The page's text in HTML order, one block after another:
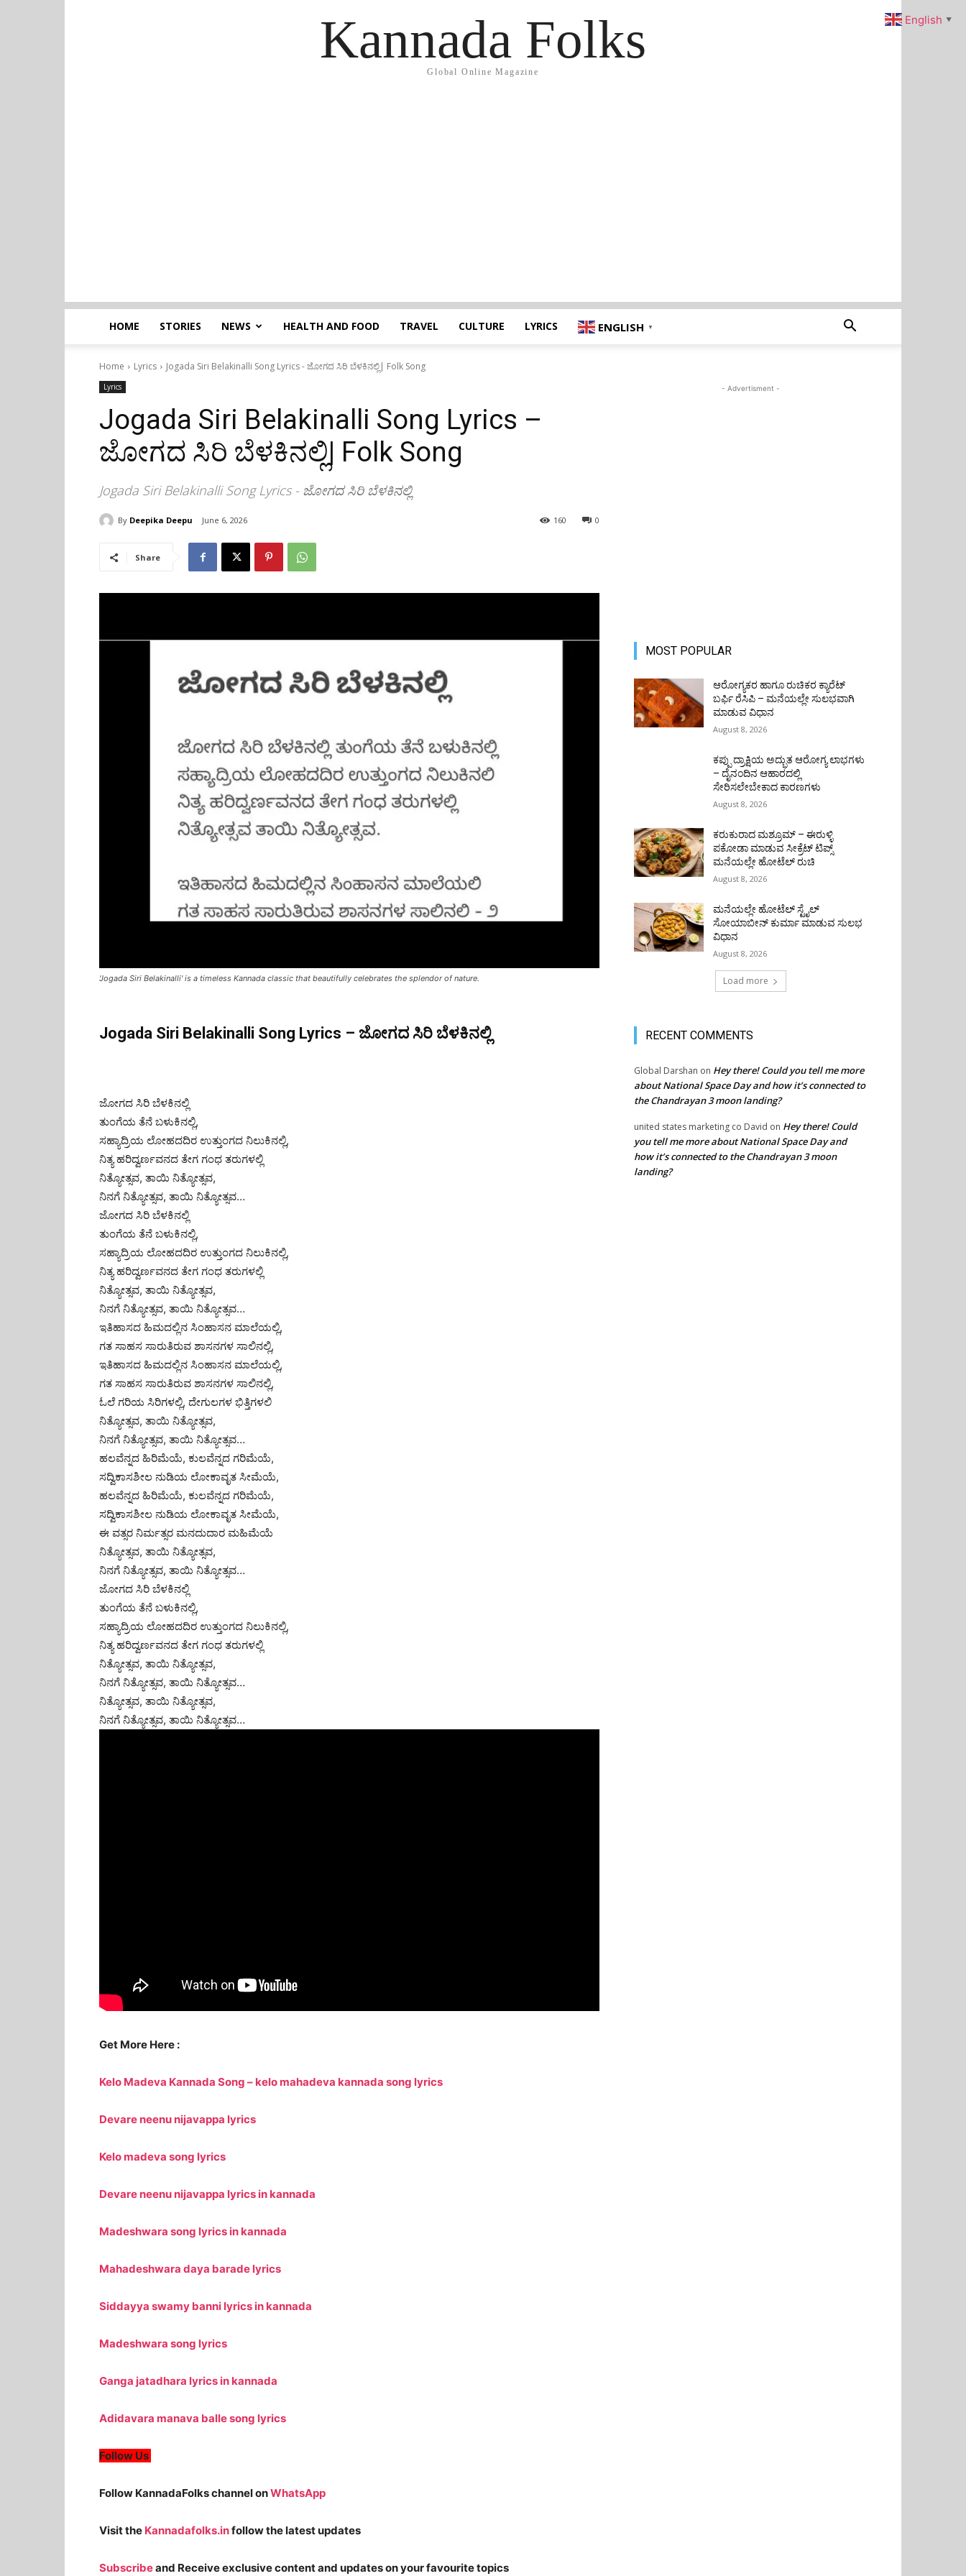
Kannada Folks
Global Online Magazine
HOME STORIES NEWS HEALTH AND FOOD TRAVEL CULTURE LYRICS ENGLISH ▼
Home Lyrics Jogada Siri Belakinalli Song Lyrics - ಜೋಗದ ಸಿರಿ ಬೆಳಕಿನಲ್ಲಿ| Folk Song
Lyrics
Jogada Siri Belakinalli Song Lyrics –
ಜೋಗದ ಸಿರಿ ಬೆಳಕಿನಲ್ಲಿ| Folk Song
Jogada Siri Belakinalli Song Lyrics - ಜೋಗದ ಸಿರಿ ಬೆಳಕಿನಲ್ಲಿ
By Deepika Deepu June 6, 2026 0
160
Share
'Jogada Siri Belakinalli' is a timeless Kannada classic that beautifully celebrates the splendor of nature.
Jogada Siri Belakinalli Song Lyrics – ಜೋಗದ ಸಿರಿ ಬೆಳಕಿನಲ್ಲಿ
ಜೋಗದ ಸಿರಿ ಬೆಳಕಿನಲ್ಲಿ
ತುಂಗೆಯ ತೆನೆ ಬಳುಕಿನಲ್ಲಿ,
ಸಹ್ಯಾದ್ರಿಯ ಲೋಹದದಿರ ಉತ್ತುಂಗದ ನಿಲುಕಿನಲ್ಲಿ,
ನಿತ್ಯ ಹರಿದ್ವರ್ಣವನದ ತೇಗ ಗಂಧ ತರುಗಳಲ್ಲಿ
ನಿತ್ಯೋತ್ಸವ, ತಾಯಿ ನಿತ್ಯೋತ್ಸವ,
ನಿನಗೆ ನಿತ್ಯೋತ್ಸವ, ತಾಯಿ ನಿತ್ಯೋತ್ಸವ…
ಜೋಗದ ಸಿರಿ ಬೆಳಕಿನಲ್ಲಿ
ತುಂಗೆಯ ತೆನೆ ಬಳುಕಿನಲ್ಲಿ,
ಸಹ್ಯಾದ್ರಿಯ ಲೋಹದದಿರ ಉತ್ತುಂಗದ ನಿಲುಕಿನಲ್ಲಿ,
ನಿತ್ಯ ಹರಿದ್ವರ್ಣವನದ ತೇಗ ಗಂಧ ತರುಗಳಲ್ಲಿ
ನಿತ್ಯೋತ್ಸವ, ತಾಯಿ ನಿತ್ಯೋತ್ಸವ,
ನಿನಗೆ ನಿತ್ಯೋತ್ಸವ, ತಾಯಿ ನಿತ್ಯೋತ್ಸವ…
ಇತಿಹಾಸದ ಹಿಮದಲ್ಲಿನ ಸಿಂಹಾಸನ ಮಾಲೆಯಲ್ಲಿ,
ಗತ ಸಾಹಸ ಸಾರುತಿರುವ ಶಾಸನಗಳ ಸಾಲಿನಲ್ಲಿ,
ಇತಿಹಾಸದ ಹಿಮದಲ್ಲಿನ ಸಿಂಹಾಸನ ಮಾಲೆಯಲ್ಲಿ,
ಗತ ಸಾಹಸ ಸಾರುತಿರುವ ಶಾಸನಗಳ ಸಾಲಿನಲ್ಲಿ,
ಓಲೆ ಗರಿಯ ಸಿರಿಗಳಲ್ಲಿ, ದೇಗುಲಗಳ ಭಿತ್ತಿಗಳಲಿ
ನಿತ್ಯೋತ್ಸವ, ತಾಯಿ ನಿತ್ಯೋತ್ಸವ,
ನಿನಗೆ ನಿತ್ಯೋತ್ಸವ, ತಾಯಿ ನಿತ್ಯೋತ್ಸವ…
ಹಲವೆನ್ನದ ಹಿರಿಮೆಯೆ, ಕುಲವೆನ್ನದ ಗರಿಮೆಯೆ,
ಸದ್ವಿಕಾಸಶೀಲ ನುಡಿಯ ಲೋಕಾವೃತ ಸೀಮೆಯೆ,
ಹಲವೆನ್ನದ ಹಿರಿಮೆಯೆ, ಕುಲವೆನ್ನದ ಗರಿಮೆಯೆ,
ಸದ್ವಿಕಾಸಶೀಲ ನುಡಿಯ ಲೋಕಾವೃತ ಸೀಮೆಯೆ,
ಈ ವತ್ಸರ ನಿರ್ಮತ್ಸರ ಮನದುದಾರ ಮಹಿಮೆಯೆ
ನಿತ್ಯೋತ್ಸವ, ತಾಯಿ ನಿತ್ಯೋತ್ಸವ,
ನಿನಗೆ ನಿತ್ಯೋತ್ಸವ, ತಾಯಿ ನಿತ್ಯೋತ್ಸವ…
ಜೋಗದ ಸಿರಿ ಬೆಳಕಿನಲ್ಲಿ
ತುಂಗೆಯ ತೆನೆ ಬಳುಕಿನಲ್ಲಿ,
ಸಹ್ಯಾದ್ರಿಯ ಲೋಹದದಿರ ಉತ್ತುಂಗದ ನಿಲುಕಿನಲ್ಲಿ,
ನಿತ್ಯ ಹರಿದ್ವರ್ಣವನದ ತೇಗ ಗಂಧ ತರುಗಳಲ್ಲಿ
ನಿತ್ಯೋತ್ಸವ, ತಾಯಿ ನಿತ್ಯೋತ್ಸವ,
ನಿನಗೆ ನಿತ್ಯೋತ್ಸವ, ತಾಯಿ ನಿತ್ಯೋತ್ಸವ…
ನಿತ್ಯೋತ್ಸವ, ತಾಯಿ ನಿತ್ಯೋತ್ಸವ,
ನಿನಗೆ ನಿತ್ಯೋತ್ಸವ, ತಾಯಿ ನಿತ್ಯೋತ್ಸವ…
Get More Here :
Kelo Madeva Kannada Song – kelo mahadeva kannada song lyrics
Devare neenu nijavappa lyrics
Kelo madeva song lyrics
Devare neenu nijavappa lyrics in kannada
Madeshwara song lyrics in kannada
Mahadeshwara daya barade lyrics
Siddayya swamy banni lyrics in kannada
Madeshwara song lyrics
Ganga jatadhara lyrics in kannada
Adidavara manava balle song lyrics
Follow Us
Follow KannadaFolks channel onWhatsApp
Visit the Kannadafolks.infollow the latest updates
Subscribeand Receive exclusive content and updates on your favourite topics
- Advertisment -
MOST POPULAR
ಆರೋಗ್ಯಕರ ಹಾಗೂ ರುಚಿಕರ ಕ್ಯಾರೆಟ್
ಬರ್ಫಿ ರೆಸಿಪಿ – ಮನೆಯಲ್ಲೇ ಸುಲಭವಾಗಿ
ಮಾಡುವ ವಿಧಾನ
August 8, 2026
ಕಪ್ಪು ದ್ರಾಕ್ಷಿಯ ಅದ್ಭುತ ಆರೋಗ್ಯ ಲಾಭಗಳು
– ದೈನಂದಿನ ಆಹಾರದಲ್ಲಿ
ಸೇರಿಸಲೇಬೇಕಾದ ಕಾರಣಗಳು
August 8, 2026
ಕರುಕುರಾದ ಮಶ್ರೂಮ್ – ಈರುಳ್ಳಿ
ಪಕೋಡಾ ಮಾಡುವ ಸೀಕ್ರೆಟ್ ಟಿಪ್ಸ್
ಮನೆಯಲ್ಲೇ ಹೋಟೆಲ್ ರುಚಿ
August 8, 2026
ಮನೆಯಲ್ಲೇ ಹೋಟೆಲ್ ಸ್ಟೈಲ್
ಸೋಯಾಬೀನ್ ಕುರ್ಮಾ ಮಾಡುವ ಸುಲಭ
ವಿಧಾನ
August 8, 2026
Load more
RECENT COMMENTS
Global Darshan on Hey there! Could you tell me more
about National Space Day and how it’s connected to
the Chandrayan 3 moon landing?
united states marketing co David on Hey there! Could
you tell me more about National Space Day and
how it’s connected to the Chandrayan 3 moon
landing?
English ▼